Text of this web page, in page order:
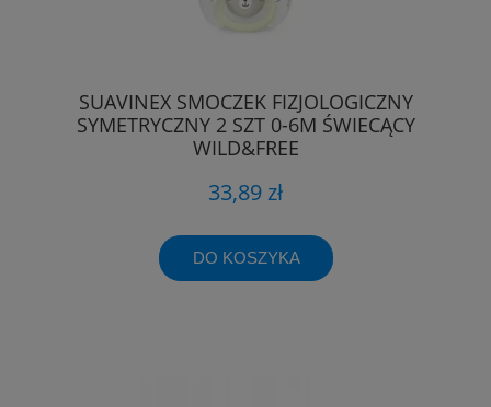
SUAVINEX SMOCZEK FIZJOLOGICZNY
SYMETRYCZNY 2 SZT 0-6M ŚWIECĄCY
WILD&FREE
33,89 zł
DO KOSZYKA